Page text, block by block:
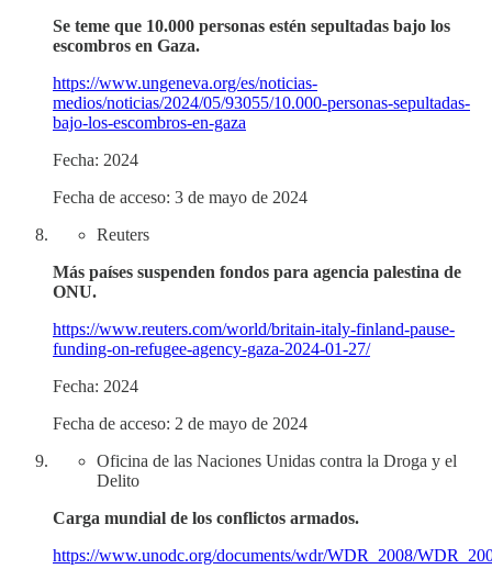
Se teme que 10.000 personas estén sepultadas bajo los
escombros en Gaza.
https://www.ungeneva.org/es/noticias-
medios/noticias/2024/05/93055/10.000-personas-sepultadas-
bajo-los-escombros-en-gaza
Fecha: 2024
Fecha de acceso: 3 de mayo de 2024
Reuters
Más países suspenden fondos para agencia palestina de
ONU.
https://www.reuters.com/world/britain-italy-finland-pause-
funding-on-refugee-agency-gaza-2024-01-27/
Fecha: 2024
Fecha de acceso: 2 de mayo de 2024
Oficina de las Naciones Unidas contra la Droga y el
Delito
Carga mundial de los conflictos armados.
https://www.unodc.org/documents/wdr/WDR_2008/